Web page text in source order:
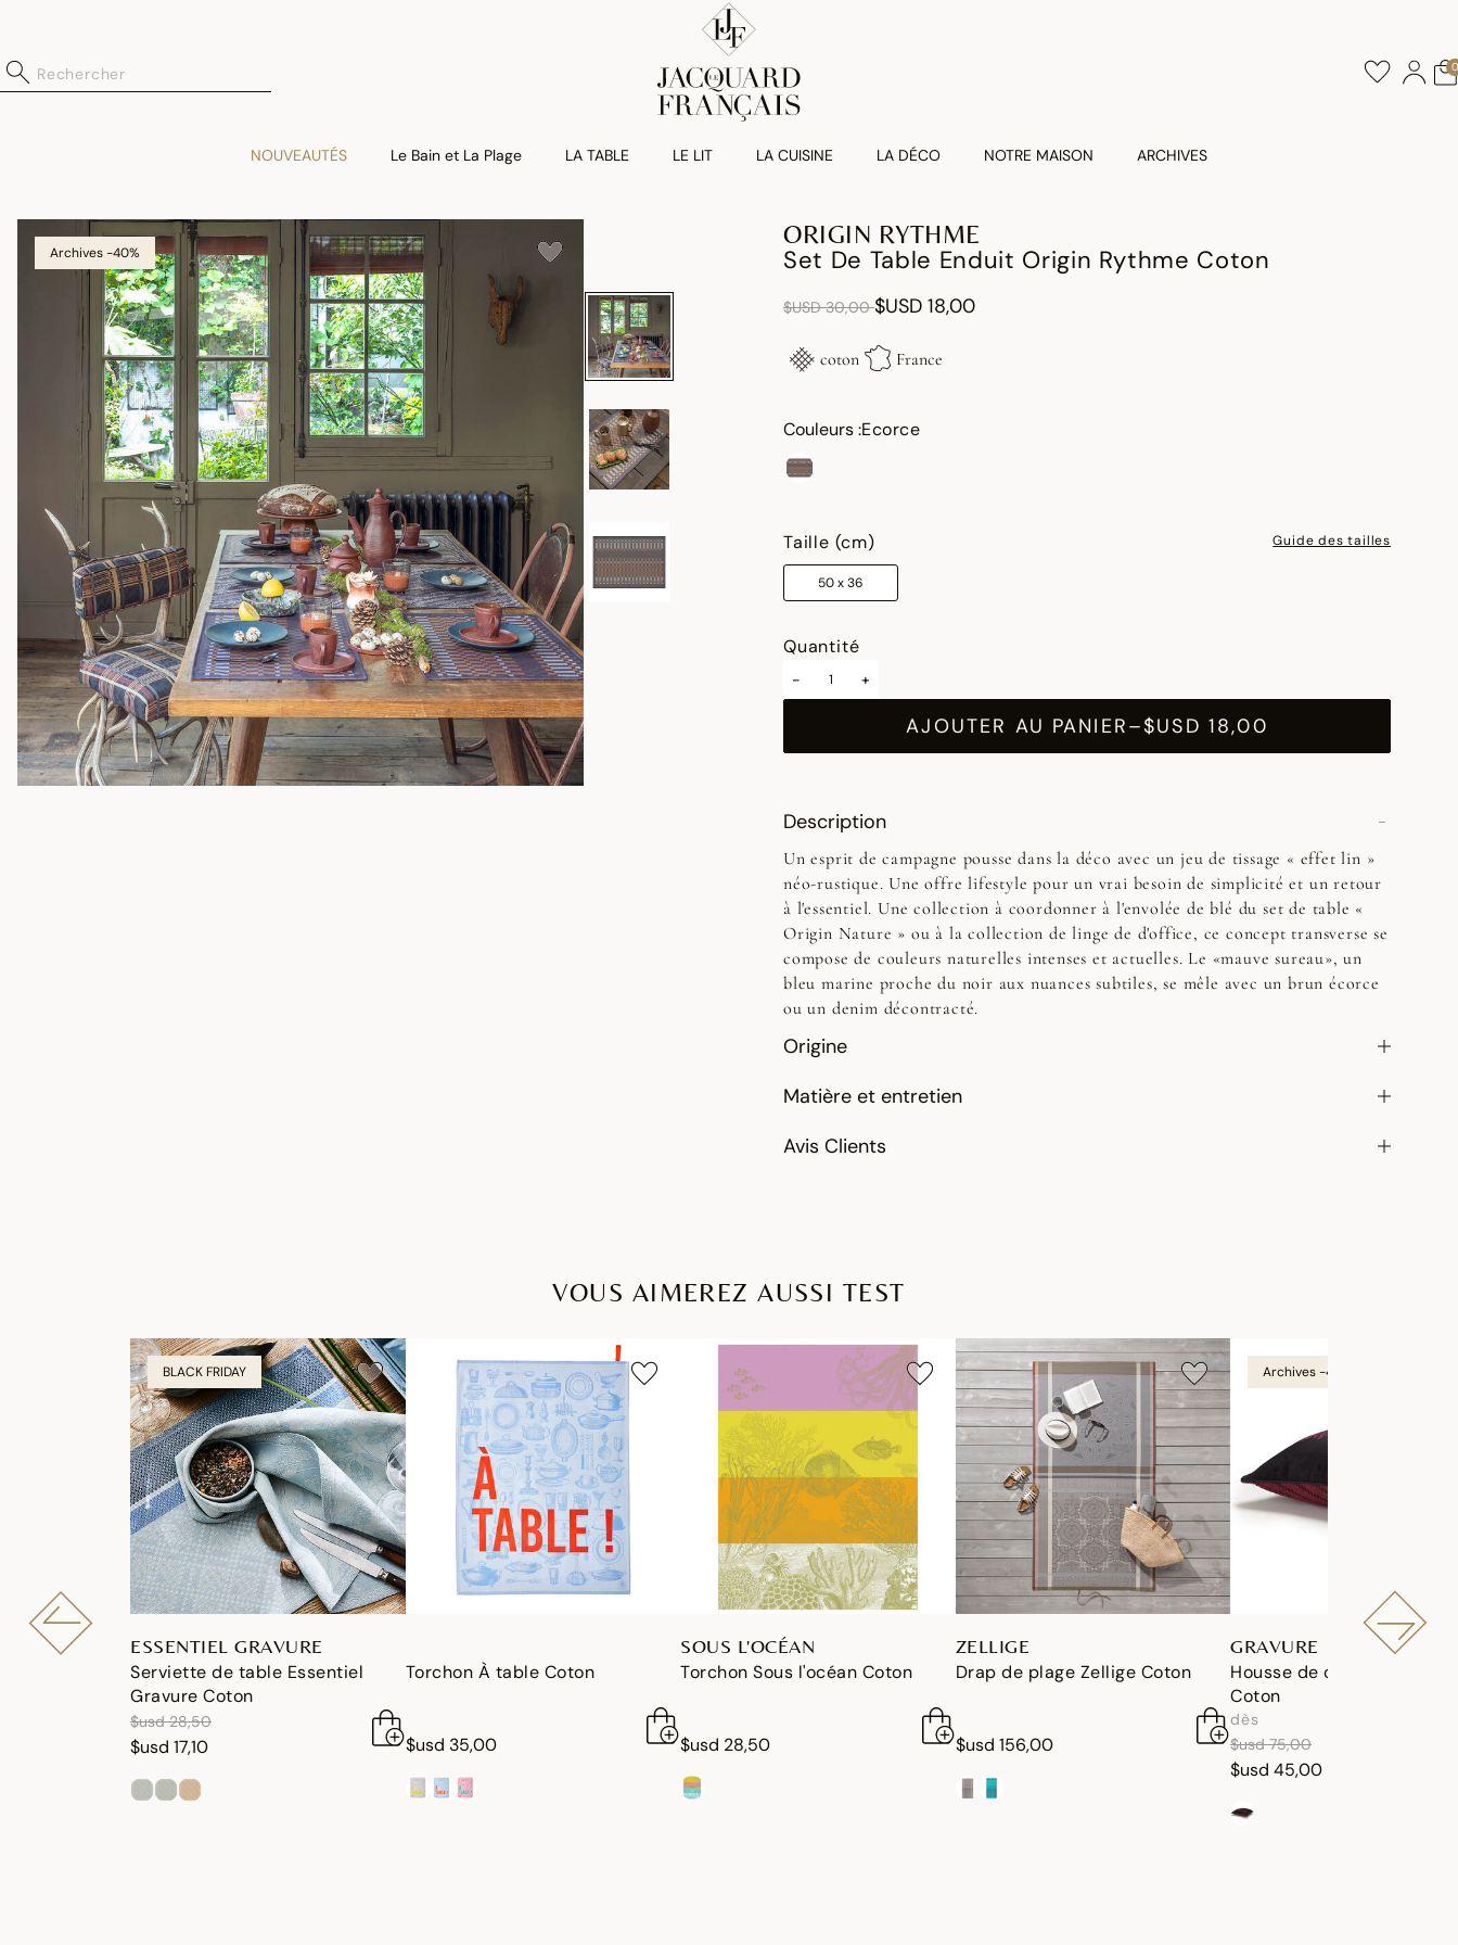
0
NOUVEAUTÉS Le Bain et La Plage LA TABLE LE LIT LA CUISINE LA DÉCO NOTRE MAISON ARCHIVES
Archives -40%
ORIGIN RYTHME
Set De Table Enduit Origin Rythme Coton
Réduction de
$USD 30,00à
$USD 18,00
coton France
Couleurs :Ecorce
Taille (cm) Guide des tailles
50 x 36
Quantité
- +
AJOUTER AU PANIER–$USD 18,00
Description
Un esprit de campagne pousse dans la déco avec un jeu de tissage « effet lin »
néo-rustique. Une offre lifestyle pour un vrai besoin de simplicité et un retour
à l'essentiel. Une collection à coordonner à l'envolée de blé du set de table «
Origin Nature » ou à la collection de linge de d'office, ce concept transverse se
compose de couleurs naturelles intenses et actuelles. Le «mauve sureau», un
bleu marine proche du noir aux nuances subtiles, se mêle avec un brun écorce
ou un denim décontracté.
Origine
Matière et entretien
Avis Clients
VOUS AIMEREZ AUSSI TEST
BLACK FRIDAY
ESSENTIEL GRAVURE
Serviette de table Essentiel
Gravure Coton
réduction de
$usd 28,50à
$usd 17,10
Torchon À table Coton
$usd 35,00
SOUS L'OCÉAN
Torchon Sous l'océan Coton
$usd 28,50
ZELLIGE
Drap de plage Zellige Coton
$usd 156,00
Archives -40%
GRAVURE
Housse de coussin
Coton
dès
réduction de
$usd 75,00à
$usd 45,00